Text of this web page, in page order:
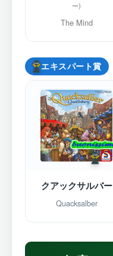
The Mind
エキスパート賞
クアックサルバー
Quacksalber